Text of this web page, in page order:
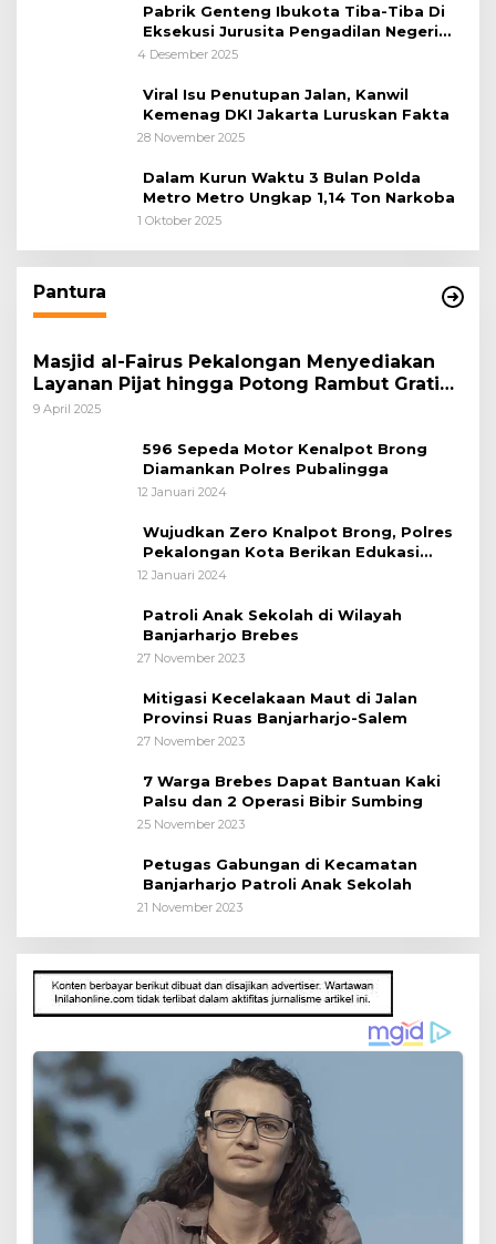
Pabrik Genteng Ibukota Tiba-Tiba Di
Eksekusi Jurusita Pengadilan Negeri
Tangerang, Diduga Cacat Hukum Sejak
4 Desember 2025
Viral Isu Penutupan Jalan, Kanwil
Kemenag DKI Jakarta Luruskan Fakta
28 November 2025
Dalam Kurun Waktu 3 Bulan Polda
Metro Metro Ungkap 1,14 Ton Narkoba
1 Oktober 2025
Pantura
Masjid al-Fairus Pekalongan Menyediakan
Layanan Pijat hingga Potong Rambut Gratis
bagi Pemudik Lebaran 2025
9 April 2025
596 Sepeda Motor Kenalpot Brong
Diamankan Polres Pubalingga
12 Januari 2024
Wujudkan Zero Knalpot Brong, Polres
Pekalongan Kota Berikan Edukasi
Kepada Pelajar
12 Januari 2024
Patroli Anak Sekolah di Wilayah
Banjarharjo Brebes
27 November 2023
Mitigasi Kecelakaan Maut di Jalan
Provinsi Ruas Banjarharjo-Salem
27 November 2023
7 Warga Brebes Dapat Bantuan Kaki
Palsu dan 2 Operasi Bibir Sumbing
25 November 2023
Petugas Gabungan di Kecamatan
Banjarharjo Patroli Anak Sekolah
21 November 2023